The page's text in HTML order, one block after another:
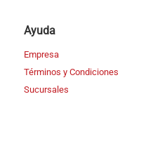
Ayuda
Empresa
Términos y Condiciones
Sucursales